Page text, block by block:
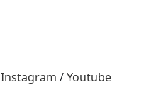
Instagram /Youtube